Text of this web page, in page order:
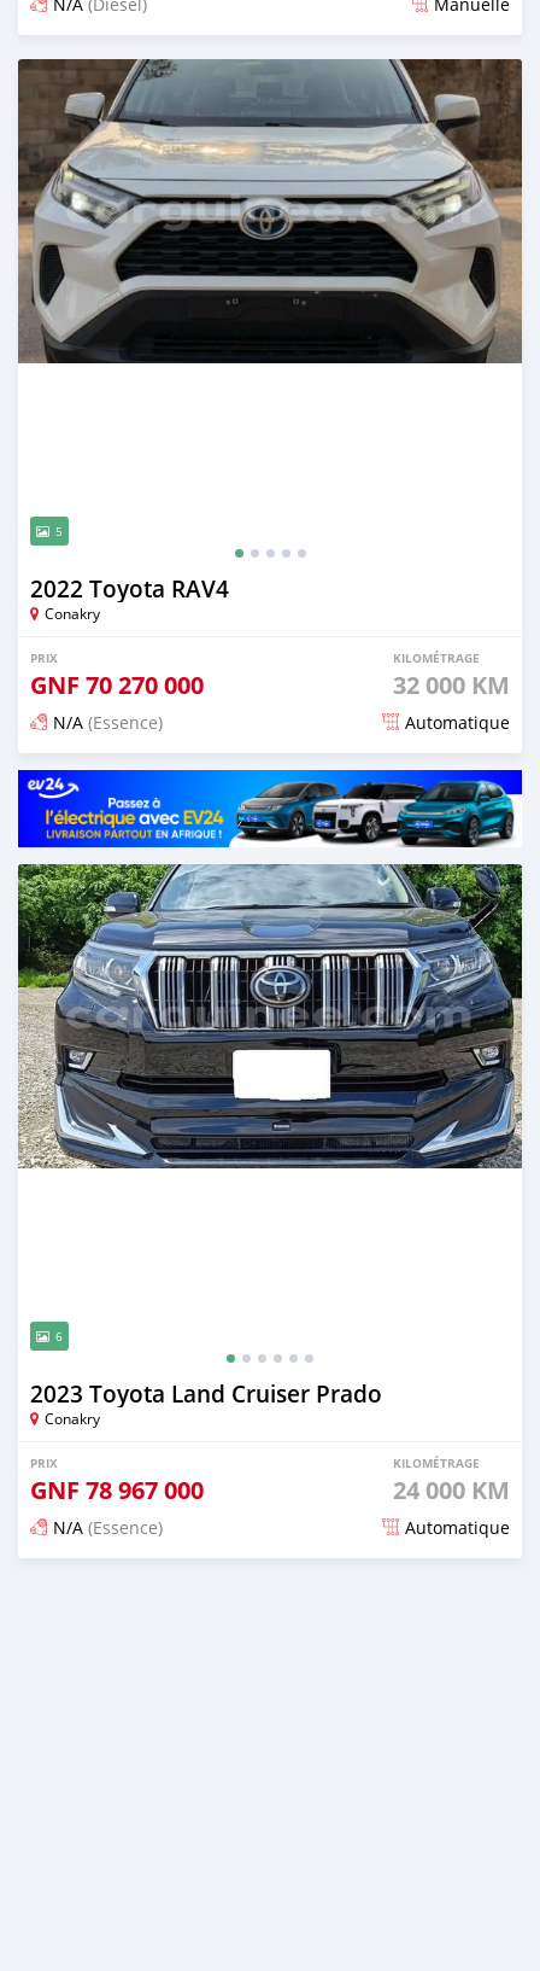
Publié il y a 12 jours
5
2022 Toyota RAV4
Conakry
PRIX
GNF 70 270 000
KILOMÉTRAGE
32 000 KM
N/A (Essence) Automatique
Publié il y a 14 jours
6
2023 Toyota Land Cruiser Prado
Conakry
PRIX
GNF 78 967 000
KILOMÉTRAGE
24 000 KM
N/A (Essence) Automatique